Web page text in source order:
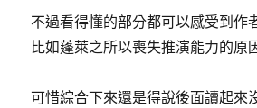
不過看得懂的部分都可以感受到作
比如蓬萊之所以喪失推演能力的原
可惜綜合下來還是得說後面讀起來